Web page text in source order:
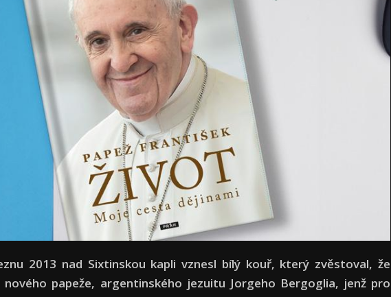
2013 nad Sixtinskou kapli vznesl bílý kouř, který zvěstoval, že
papeže, argentinského jezuitu Jorgeho Bergoglia, jenž pro